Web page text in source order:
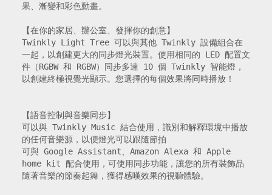
果、漸變和彩色動畫。
【在你的家居、辦公室、發揮你的創意】
Twinkly Light Tree 可以與其他 Twinkly 設備組合在
一起，以創建更大的同步燈光裝置。使用相同的 LED 配置文
件（RGBW 和 RGBW）同步多達 10 個 Twinkly 智能燈，
以創建終極視覺光顯示。您選擇的每個效果將同時播放！
【語音控制與音樂同步】
可以與 Twinkly Music 結合使用，識別和解釋環境中播放
的任何音樂源，以便燈光可以跟隨節拍
可與 Google Assistant、Amazon Alexa 和 Apple
home kit 配合使用，可使用同步功能，讓您的所有裝飾品
隨著音樂的節奏起舞，獲得感嘆效果的視聽體驗。